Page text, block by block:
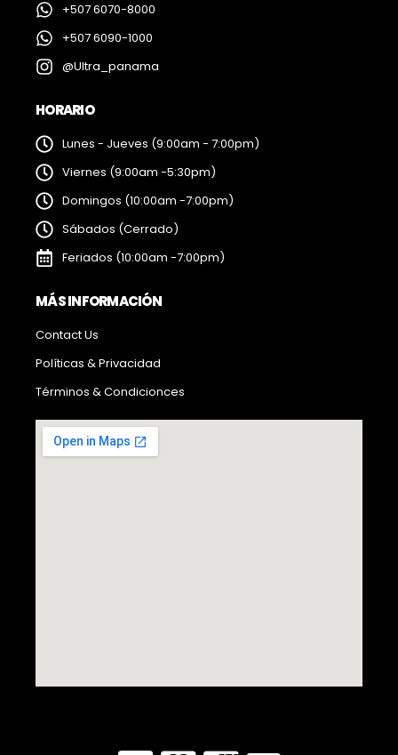
+507 6070-8000
+507 6090-1000
@Ultra_panama
HORARIO
Lunes - Jueves (9:00am - 7:00pm)
Viernes (9:00am -5:30pm)
Domingos (10:00am -7:00pm)
Sábados (Cerrado)
Feriados (10:00am -7:00pm)
MÁS INFORMACIÓN
Contact Us
Políticas & Privacidad
Términos & Condicionces